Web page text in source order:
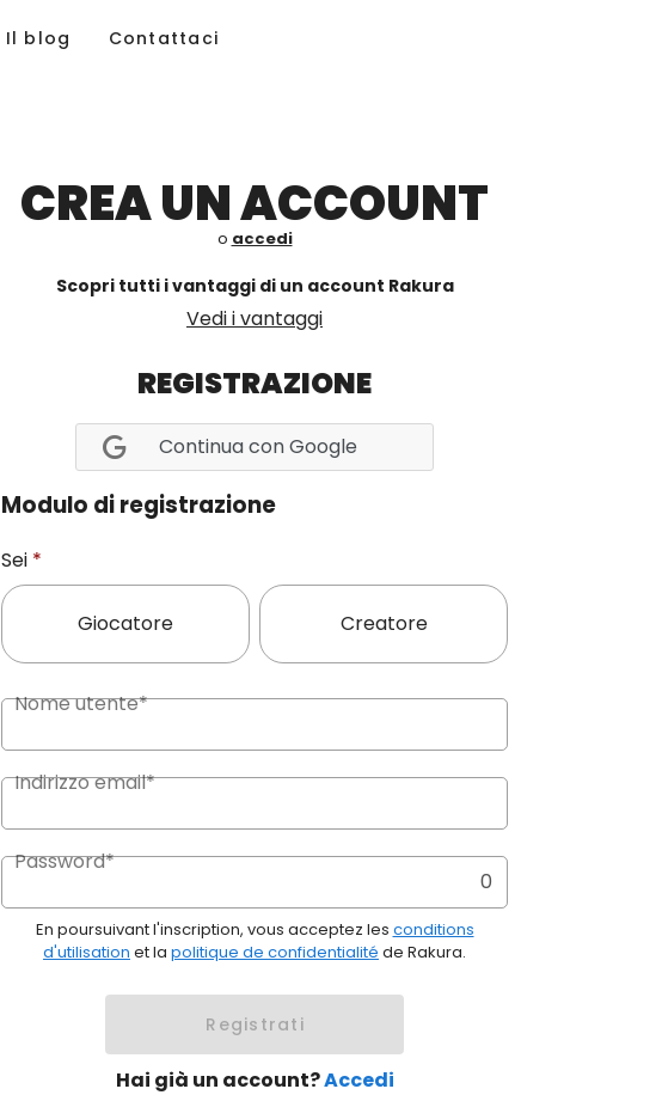
Il blog Contattaci
CREA UN ACCOUNT
o accedi
Scopri tutti i vantaggi di un account Rakura
Vedi i vantaggi
REGISTRAZIONE
Continua con Google
Modulo di registrazione
Sei *
Giocatore Creatore
Nome utente*
Indirizzo email*
Password*
0
En poursuivant l'inscription, vous acceptez les conditions
d'utilisation et la politique de confidentialité de Rakura.
Registrati
Hai già un account?Accedi